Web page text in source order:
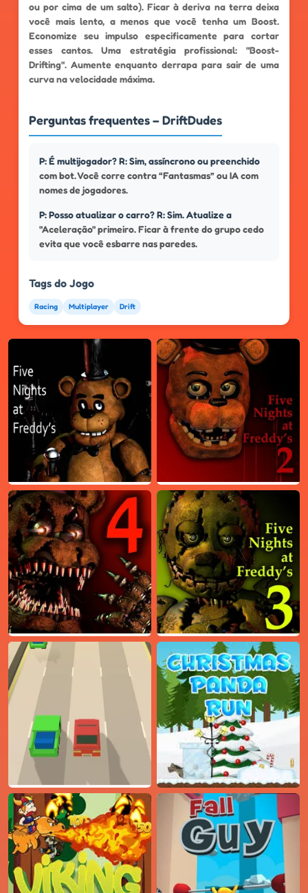
ou por cima de um salto). Ficar à deriva na terra deixa
você mais lento, a menos que você tenha um Boost.
Economize seu impulso especificamente para cortar
esses cantos. Uma estratégia profissional: "Boost-
Drifting". Aumente enquanto derrapa para sair de uma
curva na velocidade máxima.
Perguntas frequentes – DriftDudes
P: É multijogador? R: Sim, assíncrono ou preenchido
com bot. Você corre contra “Fantasmas” ou IA com
nomes de jogadores.
P: Posso atualizar o carro? R: Sim. Atualize a
"Aceleração" primeiro. Ficar à frente do grupo cedo
evita que você esbarre nas paredes.
Tags do Jogo
Racing Multiplayer Drift